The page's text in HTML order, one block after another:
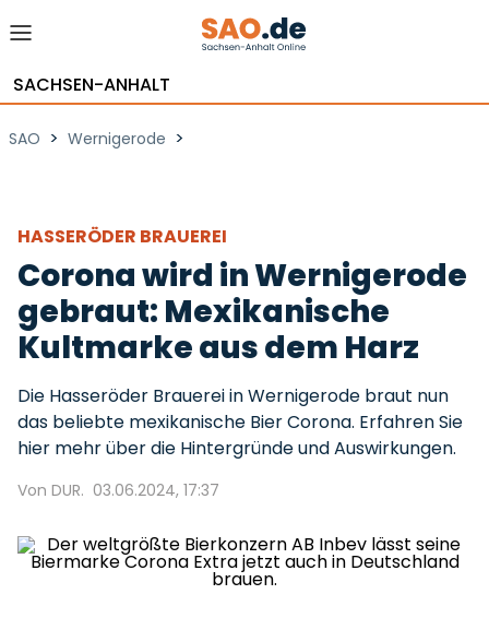
SACHSEN-ANHALT
SAO > Wernigerode >
HASSERÖDER BRAUEREI
Corona wird in Wernigerode
gebraut: Mexikanische
Kultmarke aus dem Harz
Die Hasseröder Brauerei in Wernigerode braut nun
das beliebte mexikanische Bier Corona. Erfahren Sie
hier mehr über die Hintergründe und Auswirkungen.
Von DUR. 03.06.2024, 17:37